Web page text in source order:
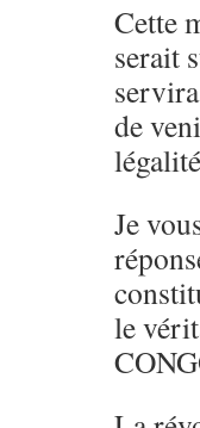
Cette
serait
de
Je
le